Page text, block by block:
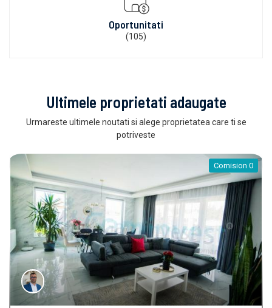
Oportunitati
(105)
Ultimele proprietati adaugate
Urmareste ultimele noutati si alege proprietatea care ti se
potriveste
Comision 0